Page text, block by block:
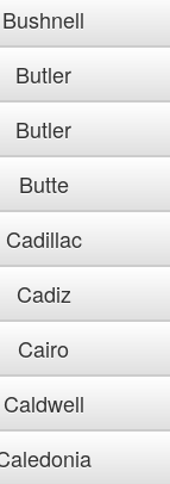
Bushnell
Butler
Butler
Butte
Cadillac
Cadiz
Cairo
Caldwell